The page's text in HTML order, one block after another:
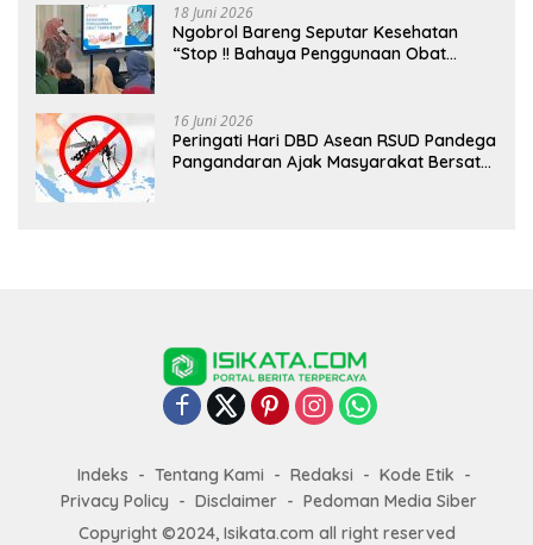
18 Juni 2026
Ngobrol Bareng Seputar Kesehatan
“Stop !! Bahaya Penggunaan Obat
16 Juni 2026
Peringati Hari DBD Asean RSUD Pandega
Pangandaran Ajak Masyarakat Bersatu
Indeks Tentang Kami Redaksi
Kode Etik
Privacy Policy
Disclaimer
Pedoman Media Siber
Copyright ©2024, Isikata.com all right reserved